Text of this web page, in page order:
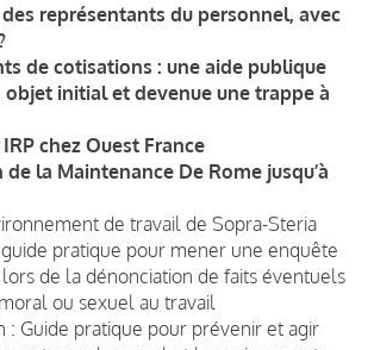
représentants du personnel, avec
de cotisations : une aide publique
initial et devenue une trappe à
IRP chez Ouest France
de la Maintenance De Rome jusqu’à
de travail de Sopra-Steria
pratique pour mener une enquête
de la dénonciation de faits éventuels
ou sexuel au travail
: Guide pratique pour prévenir et agir